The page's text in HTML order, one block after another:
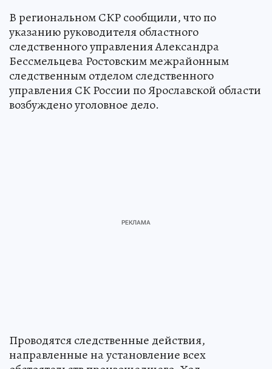
В региональном СКР сообщили, что по
указанию руководителя областного
следственного управления Александра
Бессмельцева Ростовским межрайонным
следственным отделом следственного
управления СК России по Ярославской области
возбуждено уголовное дело.
Проводятся следственные действия,
направленные на установление всех